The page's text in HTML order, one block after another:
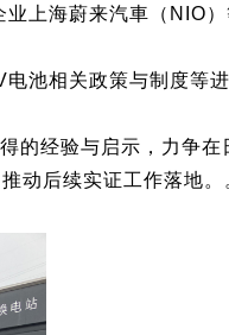
上海蔚来汽車（NIO）
池相关政策与制度等进
经验与启示，力争在
动后续实证工作落地。